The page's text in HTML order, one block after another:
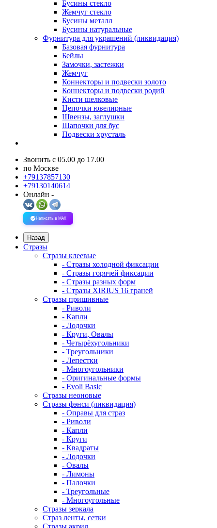
Бусины стекло
Жемчуг стекло
Бусины металл
Бусины натуральные
Фурнитура для украшений (ликвидация)
Базовая фурнитура
Бейлы
Замочки, застежки
Жемчуг
Коннекторы и подвески золото
Коннекторы и подвески родий
Кисти шелковые
Цепочки ювелирные
Швензы, заглушки
Шапочки для бус
Подвески хрусталь
Звонить с 05.00 до 17.00
по Москве
+79137857130
+79130140614
Онлайн -
Написать в MAX
Назад
Стразы
Стразы клеевые
- Стразы холодной фиксации
- Стразы горячей фиксации
- Стразы разных форм
- Стразы XIRIUS 16 граней
Стразы пришивные
- Риволи
- Капли
- Лодочки
- Круги, Овалы
- Четырёхугольники
- Треугольники
- Лепестки
- Многоугольники
- Оригинальные формы
- Evoli Basic
Стразы неоновые
Стразы фэнси (ликвидация)
- Оправы для страз
- Риволи
- Капли
- Круги
- Квадраты
- Лодочки
- Овалы
- Лимоны
- Палочки
- Треугольные
- Многоугольные
Стразы зеркала
Страз ленты, сетки
Стразы акрил